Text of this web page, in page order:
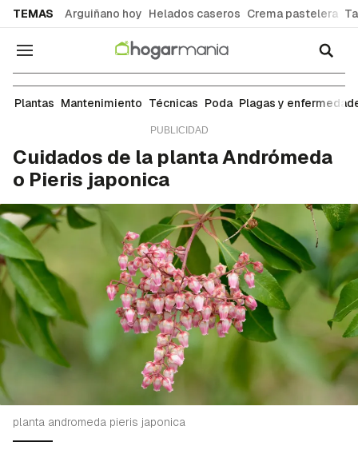
TEMAS Arguiñano hoy Helados caseros Crema pastelera
Navegación
Arbustos
Plantas Mantenimiento Técnicas Poda Plagas y
Cuidados de la planta Andrómeda
o Pieris japonica
planta andromeda pieris japonica